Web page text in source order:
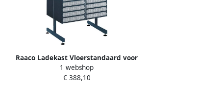
Raaco Ladekast Vloerstandaard voor
type 250 leeg 137614
1 webshop
€ 388,10